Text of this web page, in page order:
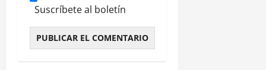
Suscríbete al boletín